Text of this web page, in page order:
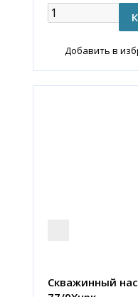
Добавить в
Скважинный